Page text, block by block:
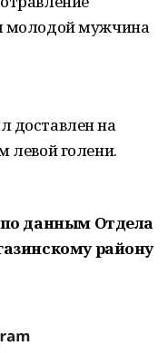
молодой мужчина
доставлен на
левой голени.
данным Отдела
району